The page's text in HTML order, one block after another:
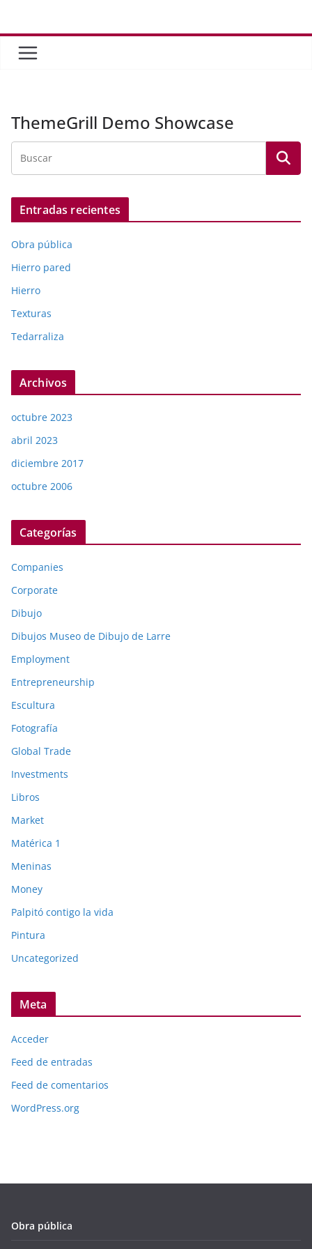
contenido
ThemeGrill Demo Showcase
Entradas recientes
Obra pública
Hierro pared
Hierro
Texturas
Tedarraliza
Archivos
octubre 2023
abril 2023
diciembre 2017
octubre 2006
Categorías
Companies
Corporate
Dibujo
Dibujos Museo de Dibujo de Larre
Employment
Entrepreneurship
Escultura
Fotografía
Global Trade
Investments
Libros
Market
Matérica 1
Meninas
Money
Palpitó contigo la vida
Pintura
Uncategorized
Meta
Acceder
Feed de entradas
Feed de comentarios
WordPress.org
Obra pública